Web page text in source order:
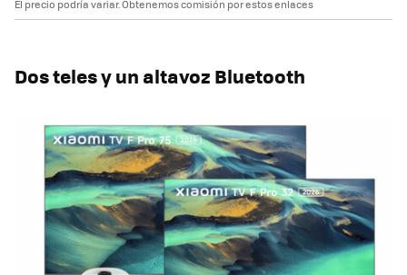
El precio podría variar. Obtenemos comisión por estos enlaces
Dos teles y un altavoz Bluetooth